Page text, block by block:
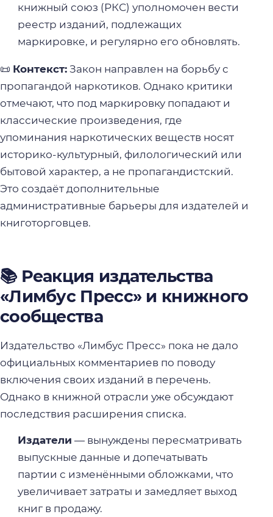
книжный союз (РКС) уполномочен вести
реестр изданий, подлежащих
маркировке, и регулярно его обновлять.
📜 Контекст: Закон направлен на борьбу с
пропагандой наркотиков. Однако критики
отмечают, что под маркировку попадают и
классические произведения, где
упоминания наркотических веществ носят
историко-культурный, филологический или
бытовой характер, а не пропагандистский.
Это создаёт дополнительные
административные барьеры для издателей и
книготорговцев.
📚 Реакция издательства
«Лимбус Пресс» и книжного
сообщества
Издательство «Лимбус Пресс» пока не дало
официальных комментариев по поводу
включения своих изданий в перечень.
Однако в книжной отрасли уже обсуждают
последствия расширения списка.
Издатели — вынуждены пересматривать
выпускные данные и допечатывать
партии с изменёнными обложками, что
увеличивает затраты и замедляет выход
книг в продажу.